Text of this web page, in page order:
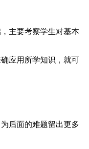
主要考察学生对基本
应用所学知识，就可
后面的难题留出更多